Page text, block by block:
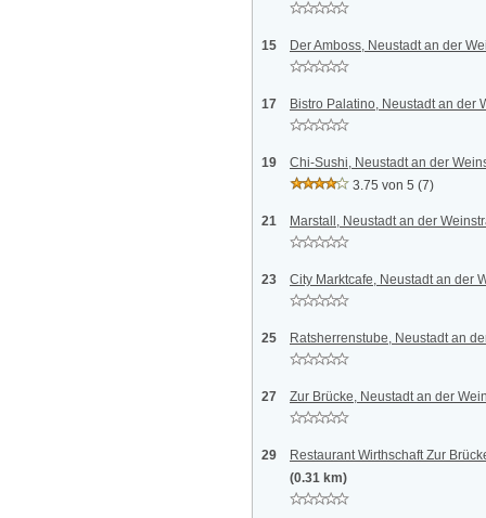
15 Der Amboss, Neustadt an der
17 Bistro Palatino, Neustadt an der
19
Chi-Sushi, Neustadt an der
3.75 von 5 (7)
21 Marstall, Neustadt an der
23 City Marktcafe, Neustadt an der
25 Ratsherrenstube, Neustadt an
27 Zur Brücke, Neustadt an der
29
Restaurant Wirthschaft Zur
(0.31 km)